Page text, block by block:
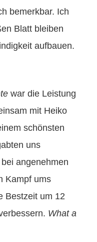
bemerkbar. Ich
Blatt bleiben
aufbauen.
war die Leistung
mit Heiko
schönsten
uns
angenehmen
Kampf ums
Bestzeit um 12
What a